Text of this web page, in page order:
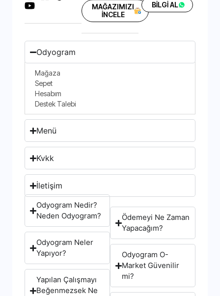
MAĞAZIMIZI
İNCELE
BİLGİ AL
Odyogram
Mağaza
Sepet
Hesabım
Destek Talebi
Menü
Kvkk
İletişim
Odyogram Nedir?
Neden Odyogram?
Odyogram Neler
Yapıyor?
Yapılan Çalışmayı
Beğenmezsek Ne
Ödemeyi Ne Zaman
Yapacağım?
Odyogram O-
Market Güvenilir
mi?